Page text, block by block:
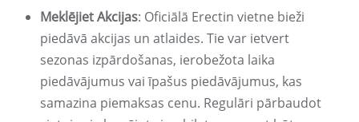
Meklējiet Akcijas: Oficiālā Erectin vietne bieži
piedāvā akcijas un atlaides. Tie var ietvert
sezonas izpārdošanas, ierobežota laika
piedāvājumus vai īpašus piedāvājumus, kas
samazina piemaksas cenu. Regulāri pārbaudot